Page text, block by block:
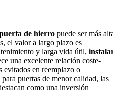
puerta de hierro puede ser más
el valor a largo plazo es
y larga vida útil,
una excelente relación coste-
evitados en reemplazo o
puertas de menor calidad, las
como una inversión